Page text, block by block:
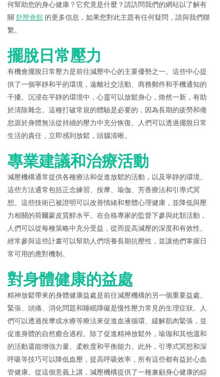
何幫助您的身心健康？它究竟是什麼？請訪問我們的網站以了解有
關 舒壓會館 的更多信息，如果您對此主題有任何疑問，請與我們聯
繫。
擺脫日常壓力
有機會擺脫日常壓力是前往減壓中心的主要優勢之一。這些中心提
供了一個寧靜和平的環境，遠離社交活動、商務郵件和手機通知的
干擾。沉浸在平靜的環境中，心靈可以放鬆身心，煥然一新，有助
於清除雜念。這種打破常規的體驗是必要的，因為長期的疲勞和倦
怠源於身體無法從持續的壓力中充分恢復。人們可以透過擺脫日常
生活的責任，立即感到放鬆，頭腦清晰。
專業建議和治療活動
減壓機構通常提供各種療法和促進放鬆的活動，以及寧靜的環境。
這些方法通常包括正念練習、按摩、瑜伽、芳香療法和引導式冥
想。這些技術已被證明可以改善情緒和整體心理健康，並降低與壓
力相關的荷爾蒙皮質醇水平。在合格專家的監督下參與此類活動，
人們可以從每種策略中充分受益，從而提高減壓的深度和有效性。
經常參與這些計畫可以幫助人們培養長期抗壓性，並讓他們掌握日
常可用的應對機制。
對身體健康的益處
精神放鬆帶來的身體健康益處是前往減壓機構的另一個重要益處。
緊張、頭痛、消化問題和睡眠障礙是慢性壓力常見的生理症狀。人
們可以透過按摩或水療等療法來促進血液循環、緩解肌肉緊張，並
促進身體的自然癒合過程。除了促進精神放鬆外，瑜珈和其他溫和
的活動還能增強力量、柔軟度和平衡能力。此外，引導式冥想和深
呼吸等技巧可以降低血壓，提高呼吸效率，所有這些都有益於心血
管健康。從這個意義上講，減壓機構提供了一種兼顧身心健康的綜